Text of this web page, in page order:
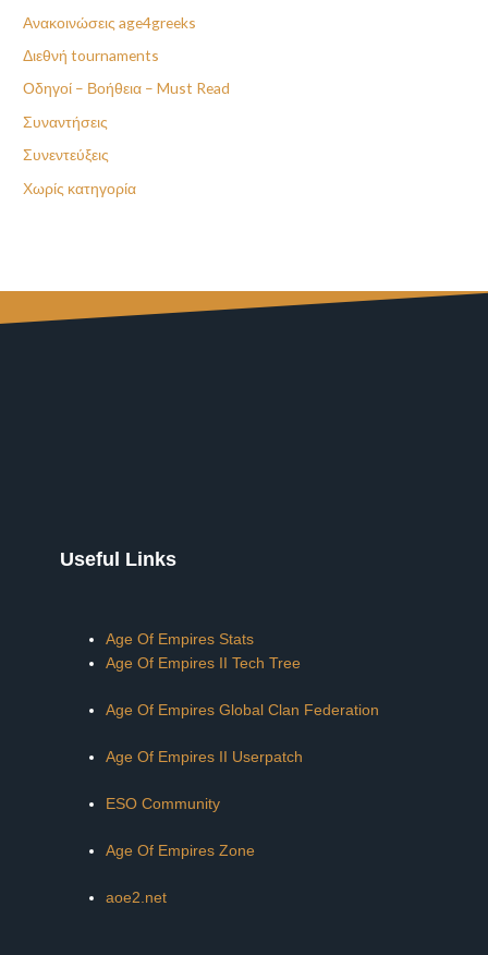
Ανακοινώσεις age4greeks
Διεθνή tournaments
Οδηγοί – Βοήθεια – Must Read
Συναντήσεις
Συνεντεύξεις
Χωρίς κατηγορία
Useful Links
Age Of Empires Stats
Age Of Empires II Tech Tree
Age Of Empires Global Clan Federation
Age Of Empires II Userpatch
ESO Community
Age Of Empires Zone
aoe2.net